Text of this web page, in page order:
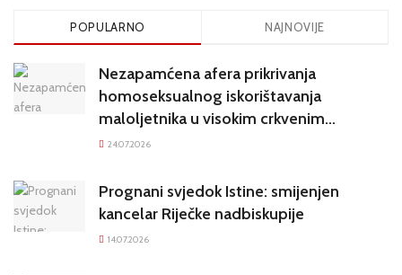
POPULARNO NAJNOVIJE
Nezapamćena afera prikrivanja
homoseksualnog iskorištavanja
maloljetnika u visokim crkvenim
krugovima potresa Hrvatsku
24.07.2026
Prognani svjedok Istine: smijenjen
kancelar Riječke nadbiskupije
14.07.2026